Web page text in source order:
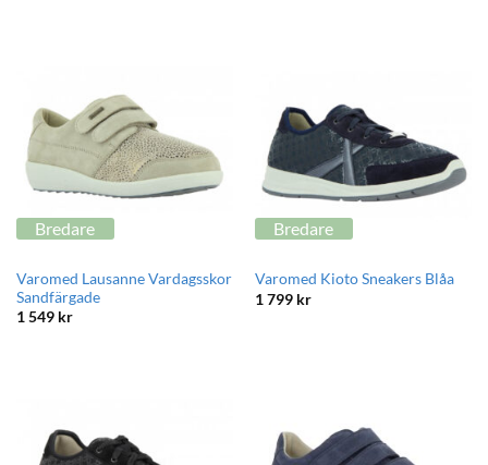
Bredare
Varomed Lausanne Vardagsskor
Sandfärgade
1 549 kr
Bredare
Varomed Kioto Sneakers Blåa
1 799 kr